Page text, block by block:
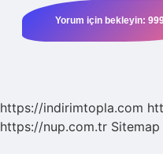
https://indirimtopla.com
https://nup.com.tr Sitemap